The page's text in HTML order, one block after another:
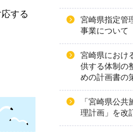
する
宮崎県指定管
事業について
宮崎県におけ
供する体制の
めの計画書の
「宮崎県公共
理計画」を改